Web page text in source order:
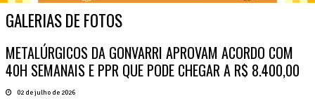
GALERIAS DE FOTOS
METALÚRGICOS DA GONVARRI APROVAM ACORDO COM
40H SEMANAIS E PPR QUE PODE CHEGAR A R$ 8.400,00
02 de julho de 2026